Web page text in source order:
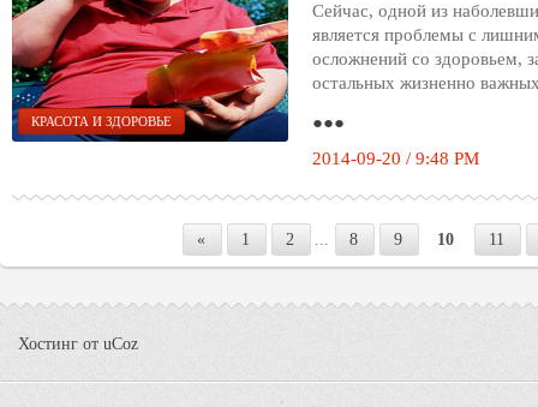
КРАСОТА И ЗДОРОВЬЕ
Сейчас, одной из
является проблемы с
осложнений со здоровьем,
остальных жизненно
●●●
2014-09-20 / 9:48 PM
« 1 2 ... 8 9 10 11
Хостинг от uCoz